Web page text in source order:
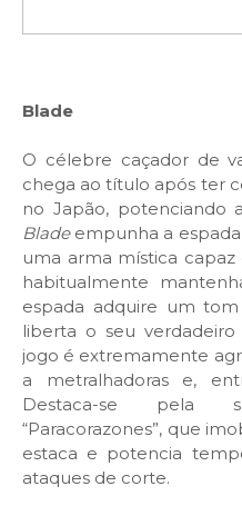
Blade
O célebre caçador de
chega ao título após ter
no Japão, potenciando
Blade empunha a
uma arma mística capaz
habitualmente
espada adquire um
liberta o seu
jogo é extremamente
a metralhadoras e,
Destaca-se pela
“Paracorazones”, que
estaca e potencia
ataques de corte.